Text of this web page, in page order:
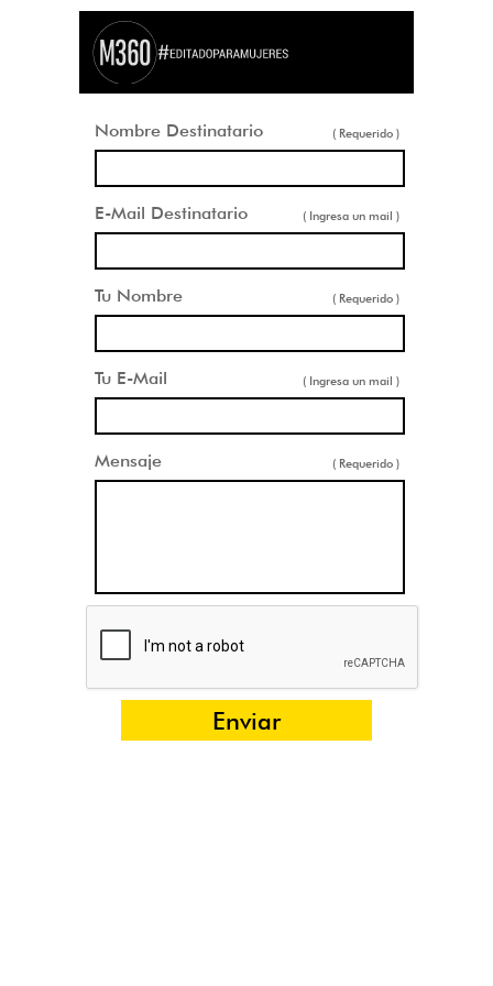
Nombre Destinatario ( Requerido )
E-Mail Destinatario ( Ingresa un mail )
Tu Nombre ( Requerido )
Tu E-Mail ( Ingresa un mail )
Mensaje ( Requerido )